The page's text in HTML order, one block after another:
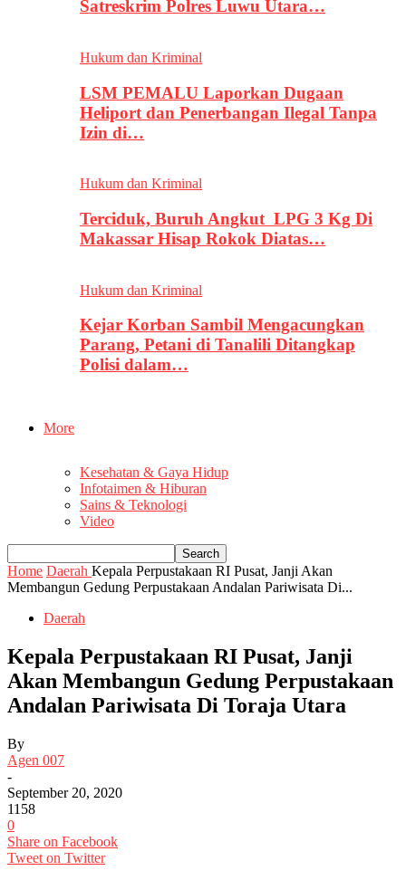
Satreskrim Polres Luwu Utara…
Hukum dan Kriminal
LSM PEMALU Laporkan Dugaan
Heliport dan Penerbangan Ilegal Tanpa
Izin di…
Hukum dan Kriminal
Terciduk, Buruh Angkut LPG 3 Kg Di
Makassar Hisap Rokok Diatas…
Hukum dan Kriminal
Kejar Korban Sambil Mengacungkan
Parang, Petani di Tanalili Ditangkap
Polisi dalam…
More
Kesehatan & Gaya Hidup
Infotaimen & Hiburan
Sains & Teknologi
Video
Home Daerah Kepala Perpustakaan RI Pusat, Janji Akan
Membangun Gedung Perpustakaan Andalan Pariwisata Di...
Daerah
Kepala Perpustakaan RI Pusat, Janji
Akan Membangun Gedung Perpustakaan
Andalan Pariwisata Di Toraja Utara
By
Agen 007
-
September 20, 2020
1158
0
Share on Facebook
Tweet on Twitter